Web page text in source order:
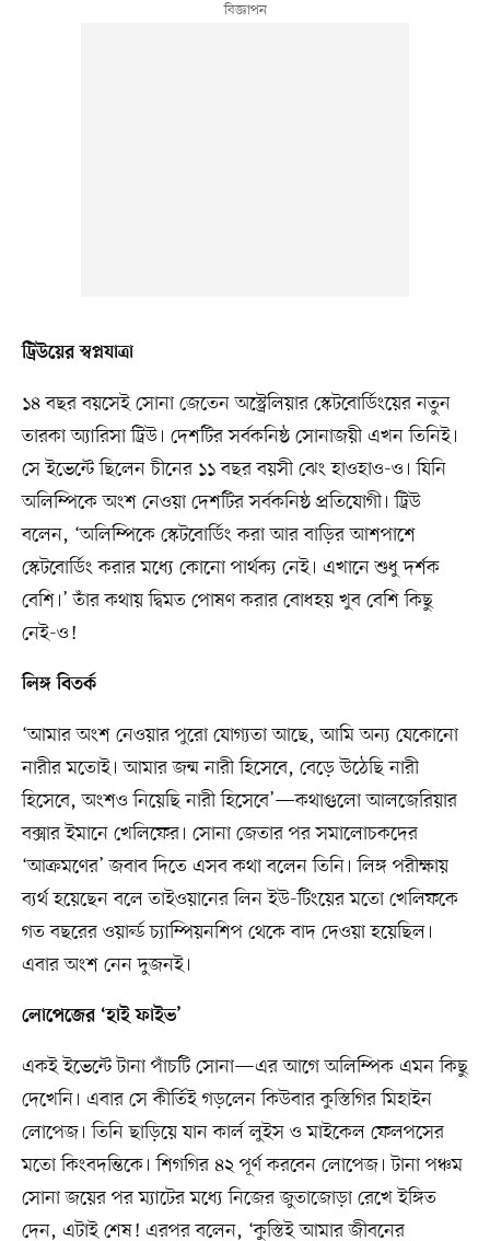
ট্রিউয়ের স্বপ্নযাত্রা
১৪ বছর বয়সেই সোনা জেতেন অস্ট্রেলিয়ার স্কেটবোর্ডিংয়ের নতুন
তারকা অ্যারিসা ট্রিউ। দেশটির সর্বকনিষ্ঠ সোনাজয়ী এখন তিনিই।
সে ইভেন্টে ছিলেন চীনের ১১ বছর বয়সী ঝেং হাওহাও-ও। যিনি
অলিম্পিকে অংশ নেওয়া দেশটির সর্বকনিষ্ঠ প্রতিযোগী। ট্রিউ
বলেন, ‘অলিম্পিকে স্কেটবোর্ডিং করা আর বাড়ির আশপাশে
স্কেটবোর্ডিং করার মধ্যে কোনো পার্থক্য নেই। এখানে শুধু দর্শক
বেশি।’ তাঁর কথায় দ্বিমত পোষণ করার বোধহয় খুব বেশি কিছু
নেই-ও!
লিঙ্গ বিতর্ক
‘আমার অংশ নেওয়ার পুরো যোগ্যতা আছে, আমি অন্য যেকোনো
নারীর মতোই। আমার জন্ম নারী হিসেবে, বেড়ে উঠেছি নারী
হিসেবে, অংশও নিয়েছি নারী হিসেবে’—কথাগুলো আলজেরিয়ার
বক্সার ইমানে খেলিফের। সোনা জেতার পর সমালোচকদের
‘আক্রমণের’ জবাব দিতে এসব কথা বলেন তিনি। লিঙ্গ পরীক্ষায়
ব্যর্থ হয়েছেন বলে তাইওয়ানের লিন ইউ-টিংয়ের মতো খেলিফকে
গত বছরের ওয়ার্ল্ড চ্যাম্পিয়নশিপ থেকে বাদ দেওয়া হয়েছিল।
এবার অংশ নেন দুজনই।
লোপেজের ‘হাই ফাইভ’
একই ইভেন্টে টানা পাঁচটি সোনা—এর আগে অলিম্পিক এমন কিছু
দেখেনি। এবার সে কীর্তিই গড়লেন কিউবার কুস্তিগির মিহাইন
লোপেজ। তিনি ছাড়িয়ে যান কার্ল লুইস ও মাইকেল ফেলপসের
মতো কিংবদন্তিকে। শিগগির ৪২ পূর্ণ করবেন লোপেজ। টানা পঞ্চম
সোনা জয়ের পর ম্যাটের মধ্যে নিজের জুতাজোড়া রেখে ইঙ্গিত
দেন, এটাই শেষ! এরপর বলেন, ‘কুস্তিই আমার জীবনের